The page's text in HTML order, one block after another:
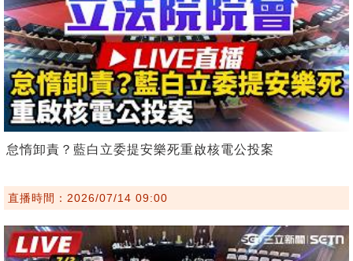
怠惰卸責？藍白立委提安樂死重啟核電公投案
直播時間：2026/07/14 09:00